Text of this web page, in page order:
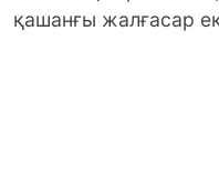
қашанғы жалғасар